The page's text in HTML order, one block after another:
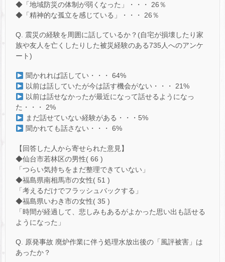
◆「地域防災の体制が弱くなった」・・・ 26％
◆「精神的な孤立を感じている」・・・ 26％
Q. 震災の経験を周囲に話しているか？(自宅が損壊したり家
族や友人を亡くしたりした被災経験のある735人へのアンケ
ート)
聞かれれば話してい・・・ 64%
以前は話していたが今は話す機会がない・・・ 21%
以前は話せなかったが最近になって話せるようになっ
た・・・ 2%
まだ話せていない経験がある・・・5%
聞かれても話さない・・・ 6%
【回答した人から寄せられた意見】
◆仙台市若林区の男性( 66 )
「つらい気持ちをまだ整理できていない」
◆福島県南相馬市の女性( 51 )
「考えるだけでフラッシュバックする」
◆福島県いわき市の女性( 35 )
「時間が経過して、悲しみもあるがよかった思い出も話せる
ようになった」
Q. 原発事故 廃炉作業に伴う処理水放出後の「風評被害」は
あったか？